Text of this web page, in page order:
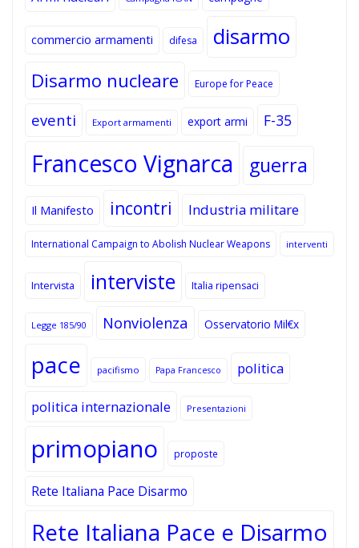
commercio armamenti difesa disarmo
Disarmo nucleare Europe for Peace
eventi Export armamenti export armi F-35
Francesco Vignarca guerra
Il Manifesto incontri Industria militare
International Campaign to Abolish Nuclear Weapons interventi
Intervista interviste Italia ripensaci
Legge 185/90 Nonviolenza Osservatorio Mil€x
pace pacifismo Papa Francesco politica
politica internazionale Presentazioni
primopiano proposte
Rete Italiana Pace Disarmo
Rete Italiana Pace e Disarmo